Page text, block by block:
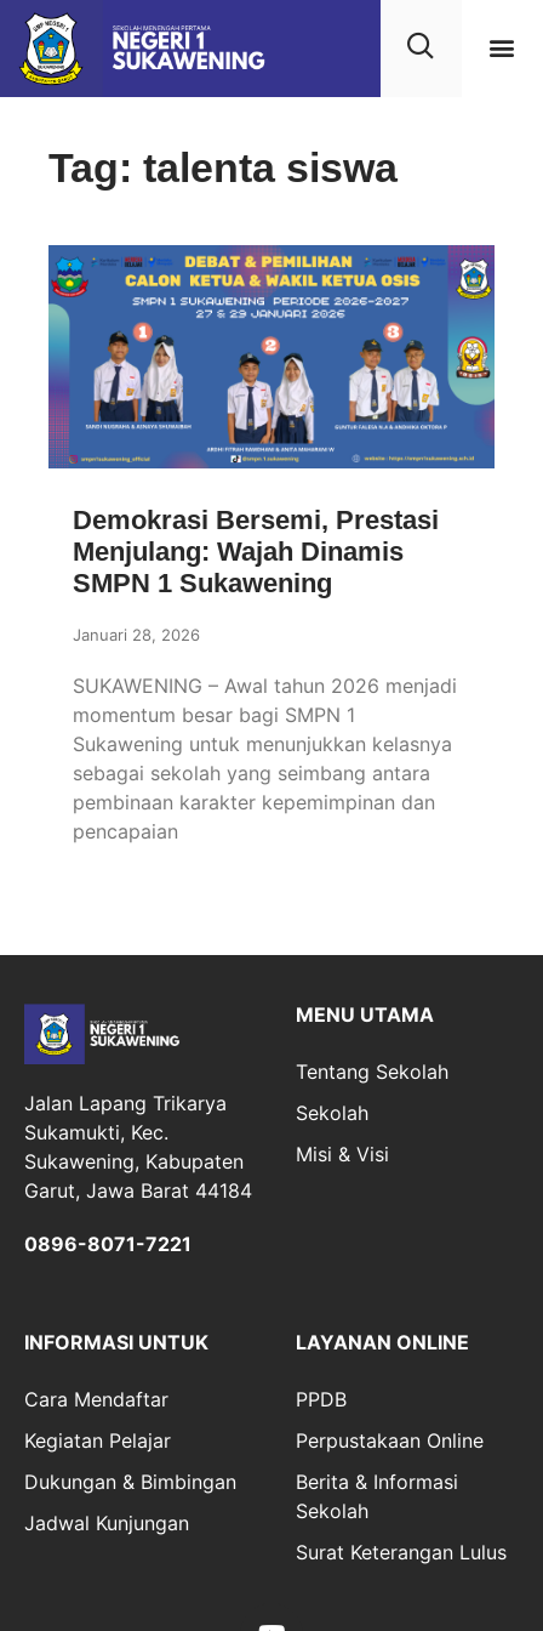
Tag: talenta siswa
Demokrasi Bersemi, Prestasi
Menjulang: Wajah Dinamis
SMPN 1 Sukawening
Januari 28, 2026
SUKAWENING – Awal tahun 2026 menjadi
momentum besar bagi SMPN 1
Sukawening untuk menunjukkan kelasnya
sebagai sekolah yang seimbang antara
pembinaan karakter kepemimpinan dan
pencapaian
Jalan Lapang Trikarya
Sukamukti, Kec.
Sukawening, Kabupaten
Garut, Jawa Barat 44184
0896-8071-7221
MENU UTAMA
Tentang Sekolah
Sekolah
Misi & Visi
INFORMASI UNTUK
Cara Mendaftar
Kegiatan Pelajar
Dukungan & Bimbingan
Jadwal Kunjungan
LAYANAN ONLINE
PPDB
Perpustakaan Online
Berita & Informasi
Sekolah
Surat Keterangan Lulus